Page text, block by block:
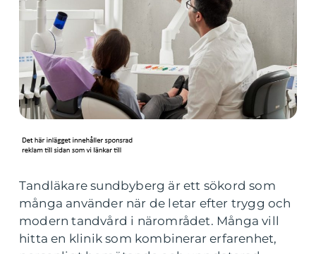
Tandläkare sundbyberg är ett sökord som
många använder när de letar efter trygg och
modern tandvård i närområdet. Många vill
hitta en klinik som kombinerar erfarenhet,